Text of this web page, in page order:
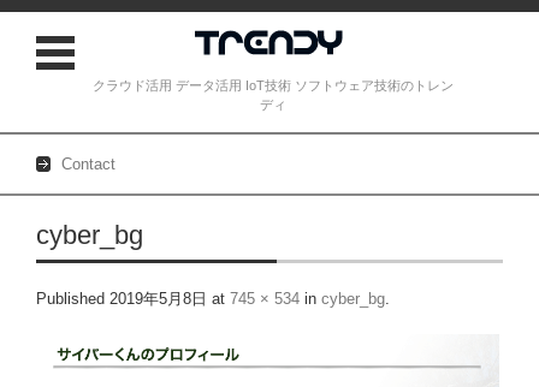
クラウド活用 データ活用 IoT技術 ソフトウェア技術のトレン
ディ
Contact
Skip to content
cyber_bg
Published 2019年5月8日 at 745 × 534 in cyber_bg.